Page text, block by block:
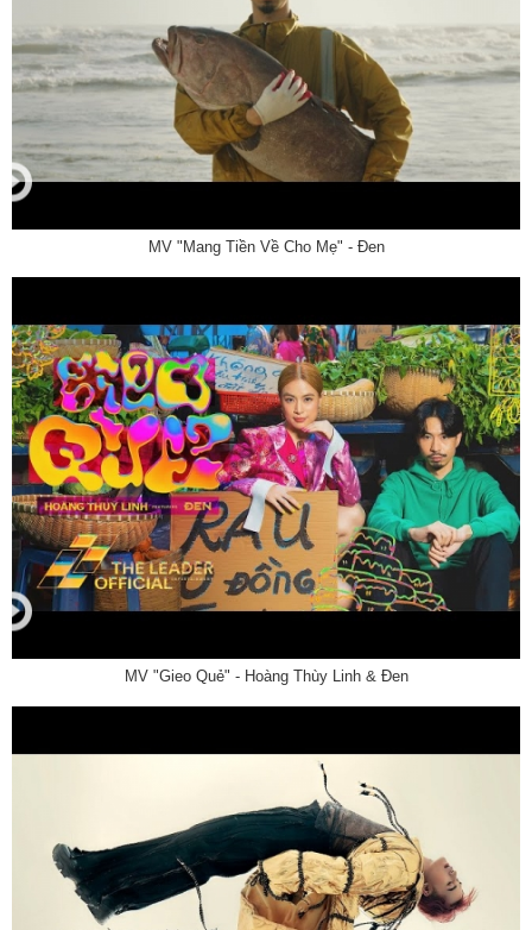
MV "Mang Tiền Về Cho Mẹ" - Đen
MV "Gieo Quẻ" - Hoàng Thùy Linh & Đen